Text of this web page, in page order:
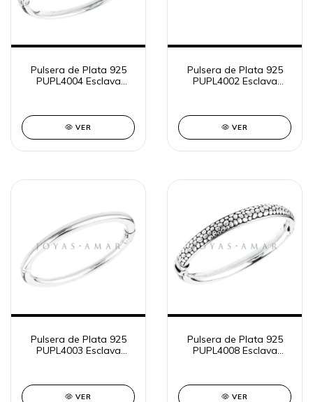
Pulsera de Plata 925
PUPL4004 Esclava
VER
Pulsera de Plata 925
PUPL4002 Esclava
VER
Pulsera de Plata 925
PUPL4003 Esclava
VER
Pulsera de Plata 925
PUPL4008 Esclava
VER